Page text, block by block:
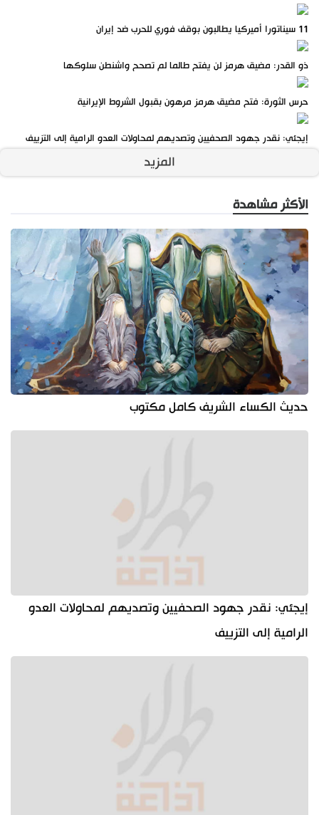
11 سيناتورا أميركيا يطالبون بوقف فوري للحرب ضد إيران
ذو القدر: مضيق هرمز لن يفتح طالما لم تصحح واشنطن سلوكها
حرس الثورة: فتح مضيق هرمز مرهون بقبول الشروط الإيرانية
إيجئي: نقدر جهود الصحفيين وتصديهم لمحاولات العدو الرامية إلى التزييف
المزيد
الأكثر مشاهدة
حديث الكساء الشريف كامل مكتوب
إيجئي: نقدر جهود الصحفيين وتصديهم لمحاولات العدو
الرامية إلى التزييف